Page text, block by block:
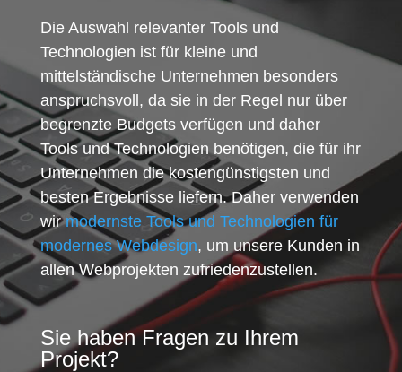
Die Auswahl relevanter Tools und
Technologien ist für kleine und
mittelständische Unternehmen besonders
anspruchsvoll, da sie in der Regel nur über
begrenzte Budgets verfügen und daher
Tools und Technologien benötigen, die für ihr
Unternehmen die kostengünstigsten und
besten Ergebnisse liefern. Daher verwenden
wirmodernste Tools und Technologien für
modernes Webdesign, um unsere Kunden in
allen Webprojekten zufriedenzustellen.
Sie haben Fragen zu Ihrem
Projekt?